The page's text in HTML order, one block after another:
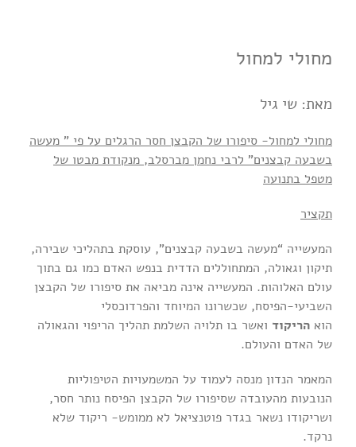
מחולי למחול
מאת: שי גיל
מחולי למחול- סיפורו של הקבצן חסר הרגלים על פי ” מעשה
בשבעה קבצנים” לרבי נחמן מברסלב, מנקודת מבטו של
מטפל בתנועה
תקציר
המעשייה “מעשה בשבעה קבצנים”, עוסקת בתהליכי שבירה,
תיקון וגאולה, המתחוללים הדדית בנפש האדם כמו גם בתוך
עולם האלוהות. המעשייה אינה מביאה את סיפורו של הקבצן
השביעי-הפיסח, שכשרונו המיוחד והפרדוכסלי
הוא הריקוד ואשר בו תלויה השלמת תהליך הריפוי והגאולה
של האדם והעולם.
המאמר הנדון מנסה לעמוד על המשמעויות הטיפוליות
הנובעות מהעובדה שסיפורו של הקבצן הפיסח נותר חסר,
ושריקודו נשאר בגדר פוטנציאל לא ממומש- ריקוד שלא
נרקד.